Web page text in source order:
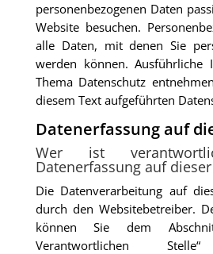
personenbezogenen Daten
Website besuchen.
alle Daten, mit denen Sie
werden können. Ausführliche
Thema Datenschutz
diesem Text aufgeführten
Datenerfassung auf
Wer ist
Datenerfassung auf
Die Datenverarbeitung auf
durch den Websitebetreiber.
können Sie dem
Verantwortlichen